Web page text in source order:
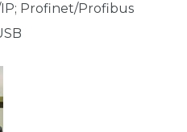
Profinet/Profibus